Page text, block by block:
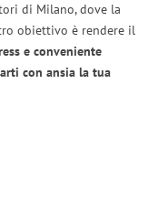
di Milano, dove la
obiettivo è rendere il
e conveniente
con ansia la tua